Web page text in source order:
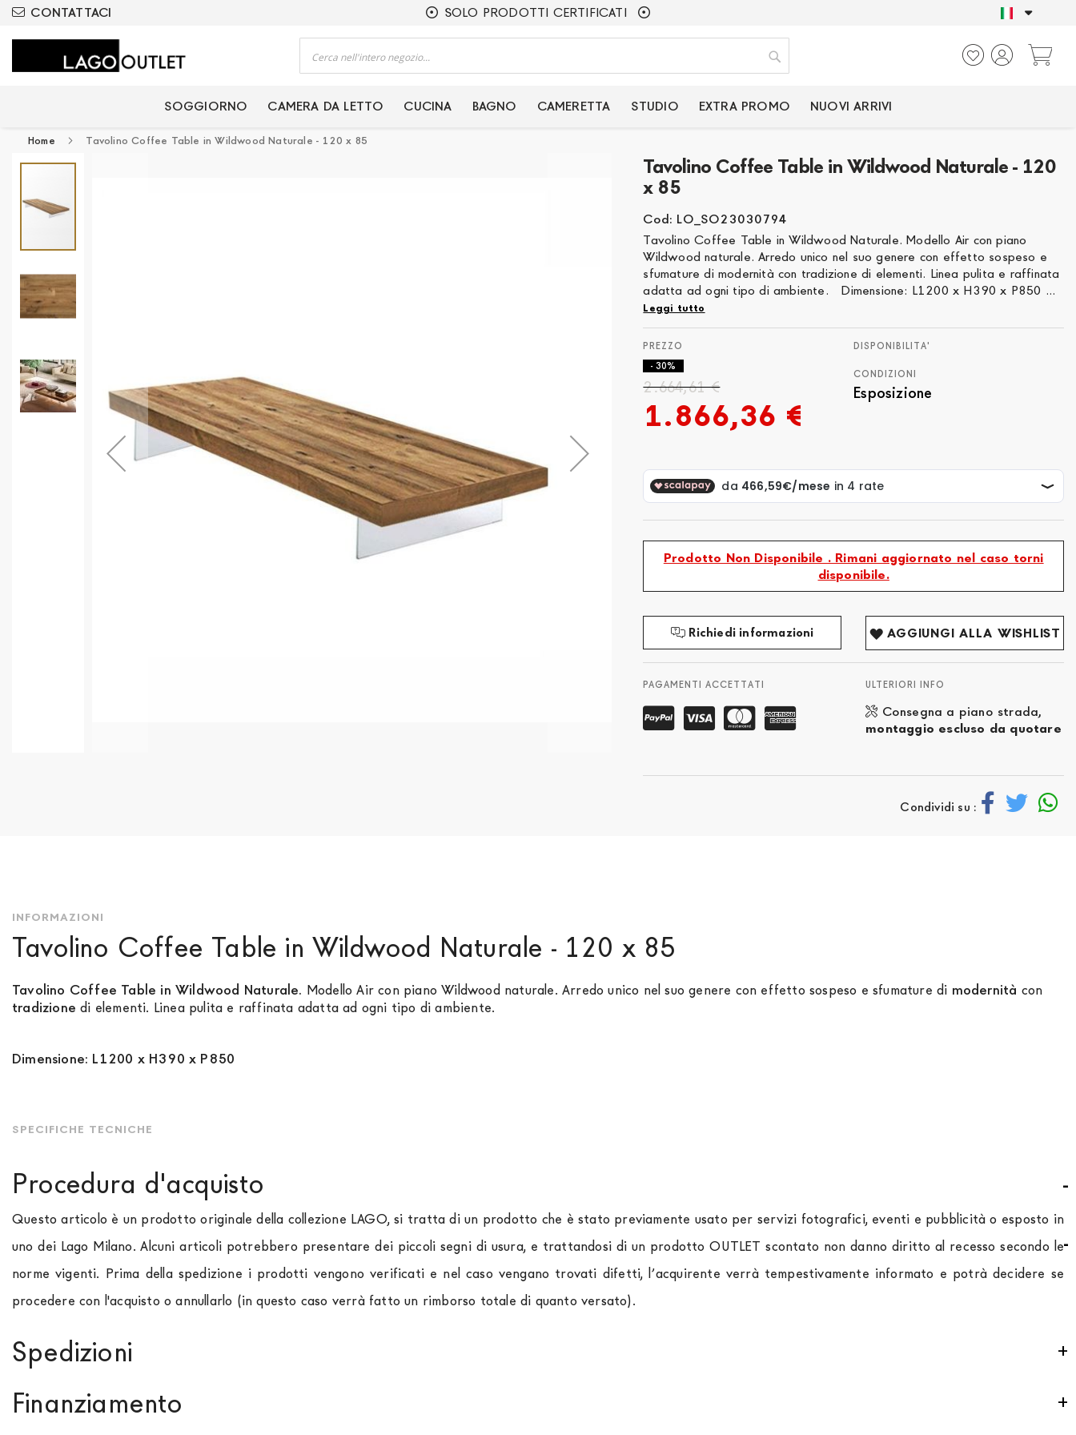
CONTATTACI
CERTIFICATI SOLO PRODOTTI CERTIFICATI SOLO PRODOTTI
Cerca
SOGGIORNO CAMERA DA LETTO CUCINA BAGNO CAMERETTA STUDIO EXTRA PROMO NUOVI ARRIVI
Home Tavolino Coffee Table in Wildwood Naturale - 120 x 85
Tavolino Coffee Table in Wildwood Naturale - 120
x 85
Cod: LO_SO23030794
Tavolino Coffee Table in Wildwood Naturale. Modello Air con piano
Wildwood naturale. Arredo unico nel suo genere con effetto sospeso e
sfumature di modernità con tradizione di elementi. Linea pulita e raffinata
adatta ad ogni tipo di ambiente. Dimensione: L1200 x H390 x P850 ...
Leggi tutto
1.866,36 €
2.664,61 €
- 30%
DISPONIBILITA'
CONDIZIONI
Esposizione
Prodotto Non Disponibile . Rimani aggiornato nel caso torni
disponibile.
Richiedi informazioni AGGIUNGI ALLA WISHLIST
PAGAMENTI ACCETTATI ULTERIORI INFO
Consegna a piano strada,
montaggio escluso da quotare
Condividi su :
Vai
della
INFORMAZIONI
Tavolino Coffee Table in Wildwood Naturale - 120 x 85
Tavolino Coffee Table in Wildwood Naturale. Modello Air con piano Wildwood naturale. Arredo unico nel suo genere con effetto sospeso e sfumature di modernità con
tradizione di elementi. Linea pulita e raffinata adatta ad ogni tipo di ambiente.
Dimensione: L1200 x H390 x P850
SPECIFICHE TECNICHE
Procedura d'acquisto
Questo articolo è un prodotto originale della collezione LAGO, si tratta di un prodotto che è stato previamente usato per servizi fotografici, eventi e pubblicità o esposto in
uno dei Lago Milano. Alcuni articoli potrebbero presentare dei piccoli segni di usura, e trattandosi di un prodotto OUTLET scontato non danno diritto al recesso secondo le
norme vigenti. Prima della spedizione i prodotti vengono verificati e nel caso vengano trovati difetti, l’acquirente verrà tempestivamente informato e potrà decidere se
procedere con l'acquisto o annullarlo (in questo caso verrà fatto un rimborso totale di quanto versato).
Spedizioni
paese di interesse. La spedizione
, che garantiscono che la movimentazione dei prodotti sia sempre curata. Al
Finanziamento